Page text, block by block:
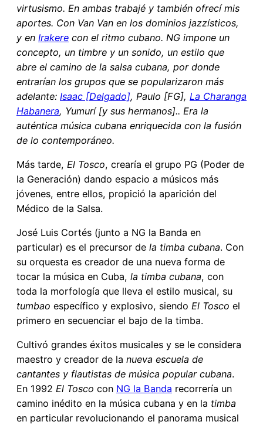
virtusismo. En ambas trabajé y también ofrecí mis
aportes. Con Van Van en los dominios jazzísticos,
y en Irakere con el ritmo cubano. NG impone un
concepto, un timbre y un sonido, un estilo que
abre el camino de la salsa cubana, por donde
entrarían los grupos que se popularizaron más
adelante: Isaac [Delgado], Paulo [FG], La Charanga
Habanera, Yumurí [y sus hermanos].. Era la
auténtica música cubana enriquecida con la fusión
de lo contemporáneo.
Más tarde, El Tosco, crearía el grupo PG (Poder de
la Generación) dando espacio a músicos más
jóvenes, entre ellos, propició la aparición del
Médico de la Salsa.
José Luis Cortés (junto a NG la Banda en
particular) es el precursor de la timba cubana. Con
su orquesta es creador de una nueva forma de
tocar la música en Cuba, la timba cubana, con
toda la morfología que lleva el estilo musical, su
tumbao específico y explosivo, siendo El Tosco el
primero en secuenciar el bajo de la timba.
Cultivó grandes éxitos musicales y se le considera
maestro y creador de la nueva escuela de
cantantes y flautistas de música popular cubana.
En 1992 El Tosco con NG la Banda recorrería un
camino inédito en la música cubana y en la timba
en particular revolucionando el panorama musical